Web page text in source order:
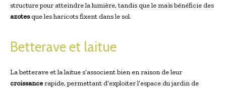
structure pour atteindre la lumière, tandis que le maïs bénéficie des
azotesque les haricots fixent dans le sol.
Betterave et laitue
La betterave et la laitue s’associent bien en raison de leur
croissancerapide, permettant d’exploiter l’espace du jardin de